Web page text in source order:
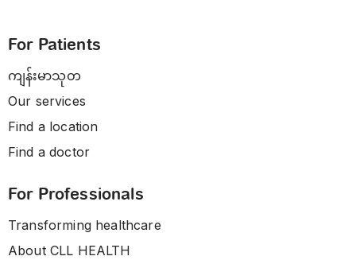
For Patients
ကျန်းမာသုတ
Our services
Find a location
Find a doctor
For Professionals
Transforming healthcare
About CLL HEALTH